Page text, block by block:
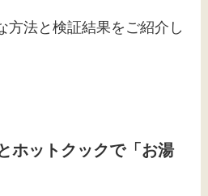
方法と検証結果をご紹介し
ホットクックで「お湯